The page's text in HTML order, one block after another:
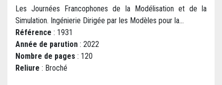
Les Journées Francophones de la Modélisation et de la
Simulation. Ingénierie Dirigée par les Modèles pour la...
Référence : 1931
Année de parution : 2022
Nombre de pages : 120
Reliure : Broché